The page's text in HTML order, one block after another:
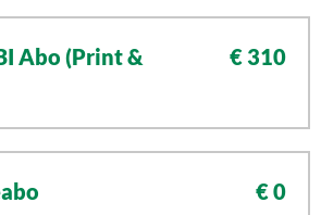
Abo (Print &
€ 310
€ 0